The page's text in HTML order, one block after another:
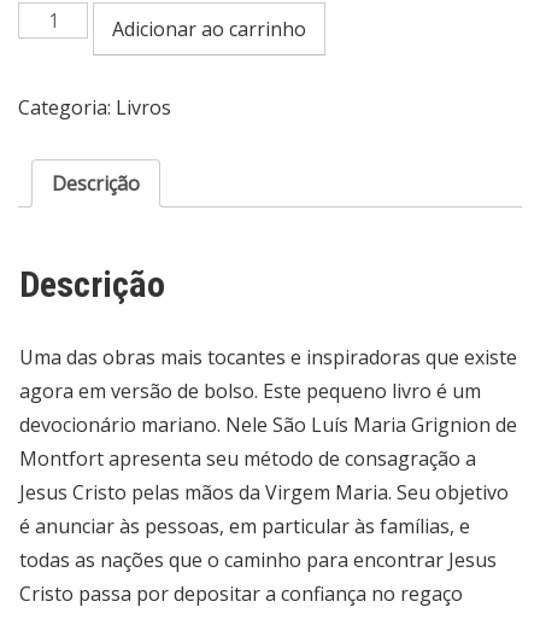
Tratado
da
devoção
à
Virgem,
de
Monfort,
Maria.
Editorial
Editora
Vozes
Ltda.,
tapa
mole
português,
2018
Adicionar ao carrinho
Categoria: Livros
Descrição
Descrição
Uma das obras mais tocantes e inspiradoras que existe
agora em versão de bolso. Este pequeno livro é um
devocionário mariano. Nele São Luís Maria Grignion de
Montfort apresenta seu método de consagração a
Jesus Cristo pelas mãos da Virgem Maria. Seu objetivo
é anunciar às pessoas, em particular às famílias, e
todas as nações que o caminho para encontrar Jesus
Cristo passa por depositar a confiança no regaço